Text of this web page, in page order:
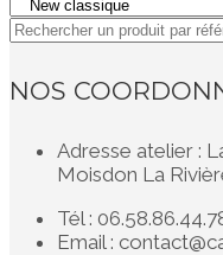
NOS
Adresse atelier :
Moisdon La
Tél :
Email :